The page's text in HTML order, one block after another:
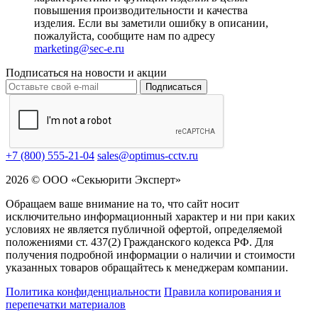
повышения производительности и качества
изделия. Если вы заметили ошибку в описании,
пожалуйста, сообщите нам по адресу
marketing@sec-e.ru
Подписаться на новости и акции
Подписаться
+7 (800) 555-21-04 sales@optimus-cctv.ru
2026 © ООО «Секьюрити Эксперт»
Обращаем ваше внимание на то, что сайт носит
исключительно информационный характер и ни при каких
условиях не является публичной офертой, определяемой
положениями ст. 437(2) Гражданского кодекса РФ. Для
получения подробной информации о наличии и стоимости
указанных товаров обращайтесь к менеджерам компании.
Политика конфиденциальности Правила копирования и
перепечатки материалов